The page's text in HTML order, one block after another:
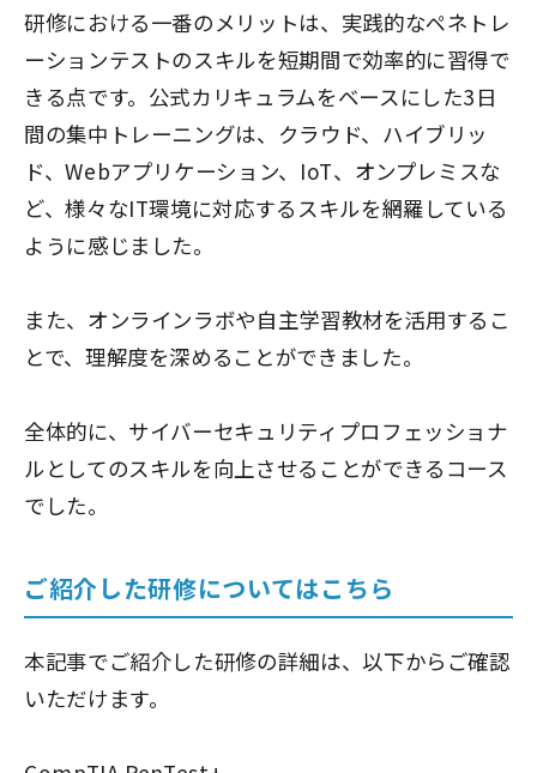
研修における一番のメリットは、実践的なペネトレ
ーションテストのスキルを短期間で効率的に習得で
きる点です。公式カリキュラムをベースにした3日
間の集中トレーニングは、クラウド、ハイブリッ
ド、Webアプリケーション、IoT、オンプレミスな
ど、様々なIT環境に対応するスキルを網羅している
ように感じました。
また、オンラインラボや自主学習教材を活用するこ
とで、理解度を深めることができました。
全体的に、サイバーセキュリティプロフェッショナ
ルとしてのスキルを向上させることができるコース
でした。
ご紹介した研修についてはこちら
本記事でご紹介した研修の詳細は、以下からご確認
いただけます。